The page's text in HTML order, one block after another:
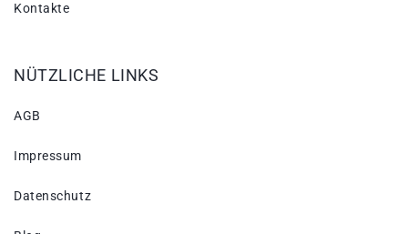
Kontakte
NÜTZLICHE LINKS
AGB
Impressum
Datenschutz